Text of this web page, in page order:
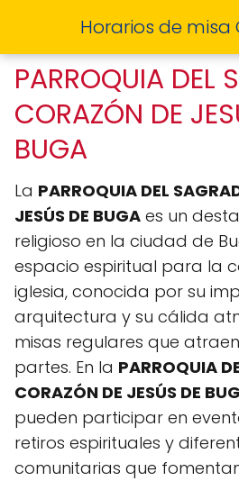
Horarios de
PARROQUIA DEL
CORAZÓN DE
BUGA
La PARROQUIA DEL
JESÚS DE BUGA es un
religioso en la ciudad de
espacio espiritual para la
iglesia, conocida por su
arquitectura y su cálida
misas regulares que
partes. En la PARROQUIA
CORAZÓN DE JESÚS DE
pueden participar en
retiros espirituales y
comunitarias que